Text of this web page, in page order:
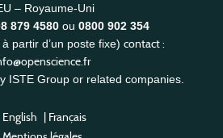
– Royaume-Uni
879 4580 ou 0800 902 354
partir d’un poste fixe) contact :
ISTE Group or related companies.
English | Français